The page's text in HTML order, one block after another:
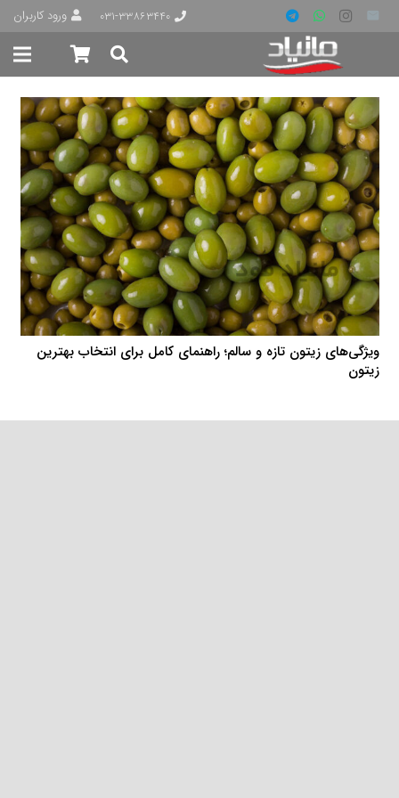
۰۳۱-۳۳۸۶۳۴۴۰ ورود کاربران
ویژگی‌های زیتون تازه و سالم؛ راهنمای کامل برای انتخاب بهترین
زیتون